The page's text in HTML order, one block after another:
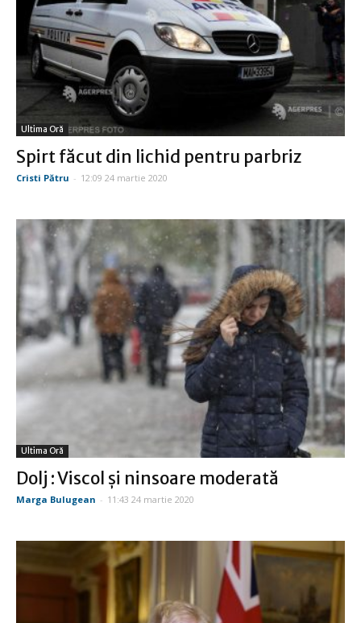
Ultima Oră
Spirt făcut din lichid pentru parbriz
Cristi Pătru - 12:09 24 martie 2020
Ultima Oră
Dolj : Viscol şi ninsoare moderată
Marga Bulugean - 11:43 24 martie 2020